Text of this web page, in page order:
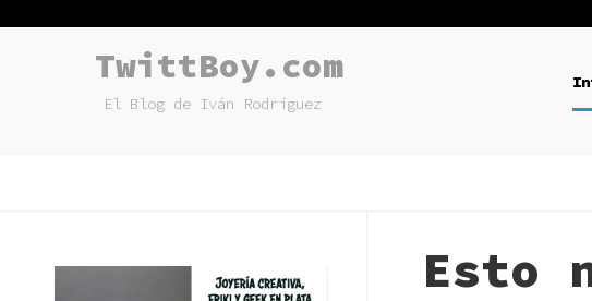
TwittBoy.com
El Blog de Iván Rodríguez
Esto